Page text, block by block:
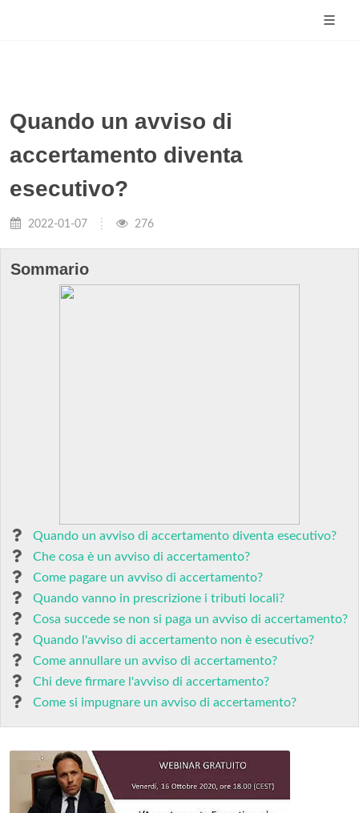
Quando un avviso di
accertamento diventa
esecutivo?
2022-01-07 276
Sommario
Quando un avviso di accertamento diventa esecutivo?
Che cosa è un avviso di accertamento?
Come pagare un avviso di accertamento?
Quando vanno in prescrizione i tributi locali?
Cosa succede se non si paga un avviso di accertamento?
Quando l'avviso di accertamento non è esecutivo?
Come annullare un avviso di accertamento?
Chi deve firmare l'avviso di accertamento?
Come si impugnare un avviso di accertamento?